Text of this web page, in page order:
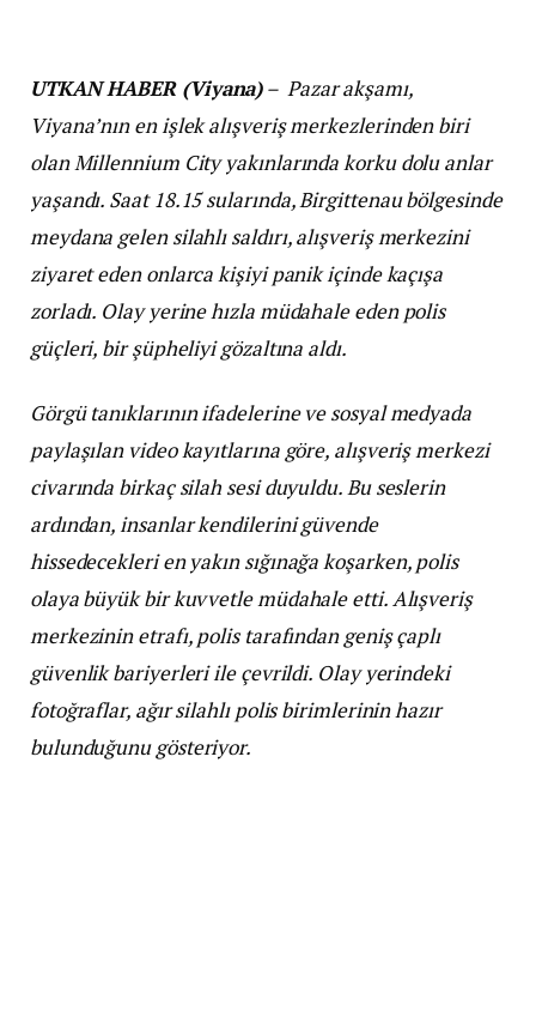
UTKAN HABER (Viyana)– Pazar akşamı,
Viyana’nın en işlek alışveriş merkezlerinden biri
olan Millennium City yakınlarında korku dolu anlar
yaşandı. Saat 18.15 sularında, Birgittenau bölgesinde
meydana gelen silahlı saldırı, alışveriş merkezini
ziyaret eden onlarca kişiyi panik içinde kaçışa
zorladı. Olay yerine hızla müdahale eden polis
güçleri, bir şüpheliyi gözaltına aldı.
Görgü tanıklarının ifadelerine ve sosyal medyada
paylaşılan video kayıtlarına göre, alışveriş merkezi
civarında birkaç silah sesi duyuldu. Bu seslerin
ardından, insanlar kendilerini güvende
hissedecekleri en yakın sığınağa koşarken, polis
olaya büyük bir kuvvetle müdahale etti. Alışveriş
merkezinin etrafı, polis tarafından geniş çaplı
güvenlik bariyerleri ile çevrildi. Olay yerindeki
fotoğraflar, ağır silahlı polis birimlerinin hazır
bulunduğunu gösteriyor.